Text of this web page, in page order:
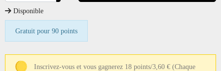
Disponible
Gratuit pour 90 points
Inscrivez-vous et vous gagnerez 18 points/3,60 € (Chaque